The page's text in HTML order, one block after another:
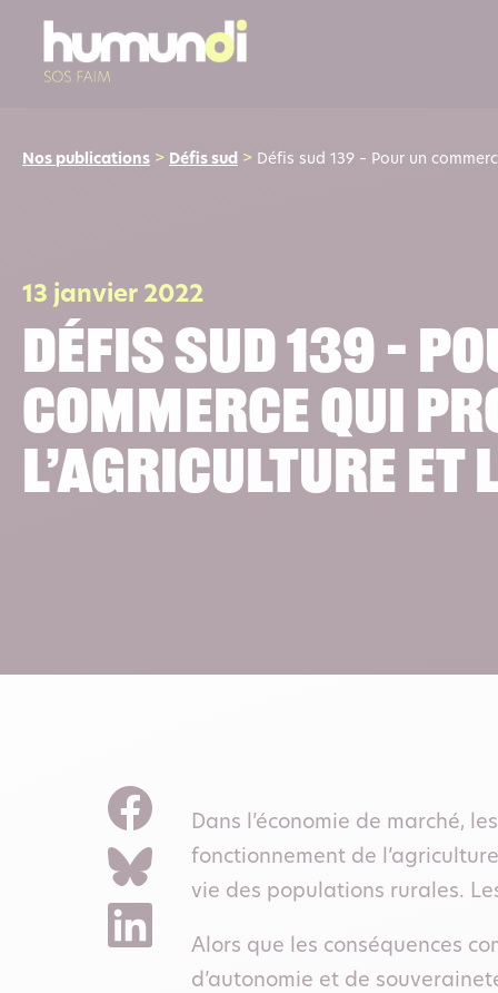
Nos publications > Défis sud > Défis sud 139 – Pour un
13 janvier 2022
Défis sud 139 –
commerce qui
l’agriculture et
Dans l’économie de marché,
fonctionnement de
vie des populations rurales.
Alors que les conséquences
d’autonomie et de